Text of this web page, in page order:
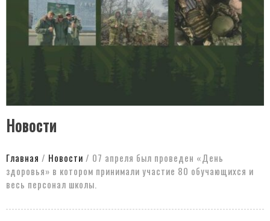
Новости
Главная / Новости / 07 апреля был проведен «День
здоровья» в котором принимали участие 80 обучающихся и
весь персонал школы.